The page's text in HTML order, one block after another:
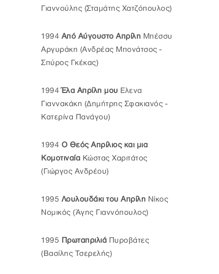
Γιαννούλης (Σταμάτης Χατζόπουλος)
1994 Από Αύγουστο Απρίλη Μπέσσυ
Αργυράκη (Ανδρέας Μπονάτσος -
Σπύρος Γκέκας)
1994Έλα Απρίλη μου Ελενα
Γιαννακάκη (Δημήτρης Σφακιανός -
Κατερίνα Πανάγου)
1994 Ο Θεός Απρίλιος και μια
Κομοτιναία Κώστας Χαριτάτος
(Γιώργος Ανδρέου)
1995 Λουλουδάκι του Απρίλη Νίκος
Νομικός (Άγης Γιαννόπουλος)
1995 Πρωταπριλιά Πυροβάτες
(Βασίλης Τσερελής)